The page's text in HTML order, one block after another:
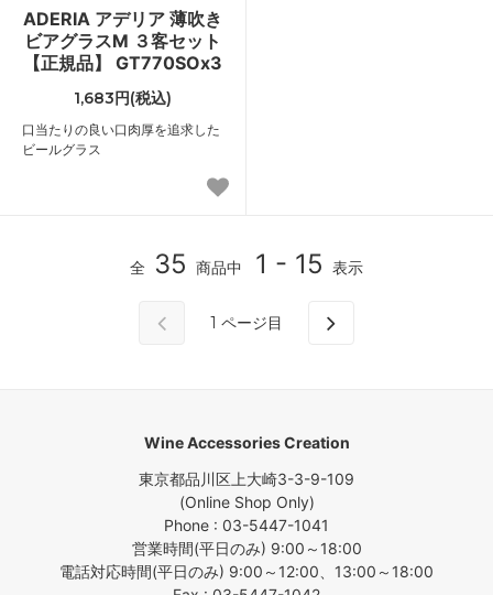
ADERIA アデリア 薄吹き
ビアグラスM ３客セット
【正規品】 GT770SOx3
1,683円(税込)
口当たりの良い口肉厚を追求した
ビールグラス
全 35 商品中 1 - 15 表示
1 ページ目
Wine Accessories Creation
東京都品川区上大崎3-3-9-109
(Online Shop Only)
Phone : 03-5447-1041
営業時間(平日のみ) 9:00～18:00
電話対応時間(平日のみ) 9:00～12:00、13:00～18:00